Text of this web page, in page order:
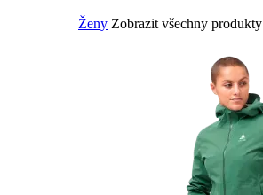
Ženy Zobrazit všechny produkty